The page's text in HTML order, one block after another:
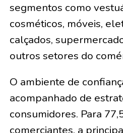
segmentos como
cosméticos, móveis,
calçados,
outros setores do
O ambiente de
acompanhado de
consumidores. Para
comerciantes, a